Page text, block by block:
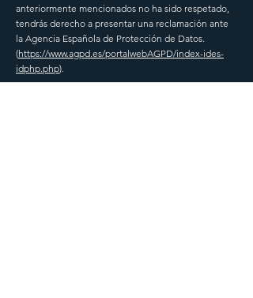
anteriormente mencionados no ha sido respetado,
tendrás derecho a presentar una reclamación ante
la Agencia Española de Protección de Datos.
(https://www.agpd.es/portalwebAGPD/index-ides-
idphp.php).